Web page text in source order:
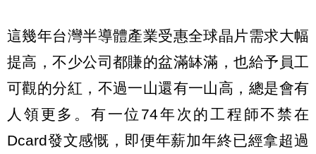
這幾年台灣半導體產業受惠全球晶片需求大幅
提高，不少公司都賺的盆滿缽滿，也給予員工
可觀的分紅，不過一山還有一山高，總是會有
人領更多。有一位74年次的工程師不禁在
Dcard發文感慨，即便年薪加年終已經拿超過